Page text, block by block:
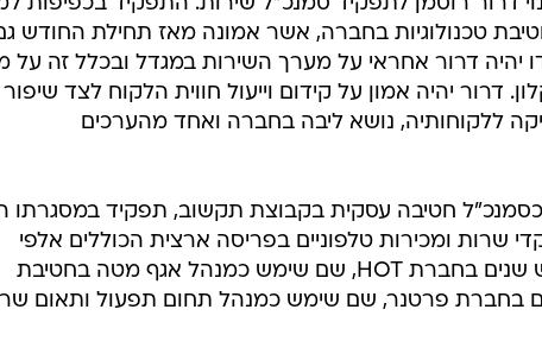
דרור רוסמן לתפקיד סמנכ"ל שירות. התפקיד בכפיפות
טכנולוגיות בחברה, אשר אמונה מאז תחילת החודש
יהיה דרור אחראי על מערך השירות במגדל ובכלל זה על
דרור יהיה אמון על קידום וייעול חווית הלקוח לצד שיפור